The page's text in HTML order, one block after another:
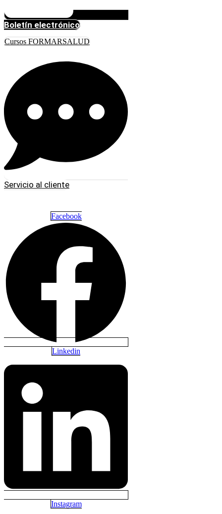
Boletín electrónico
Cursos FORMARSALUD
Servicio al cliente
Facebook
Linkedin
Instagram